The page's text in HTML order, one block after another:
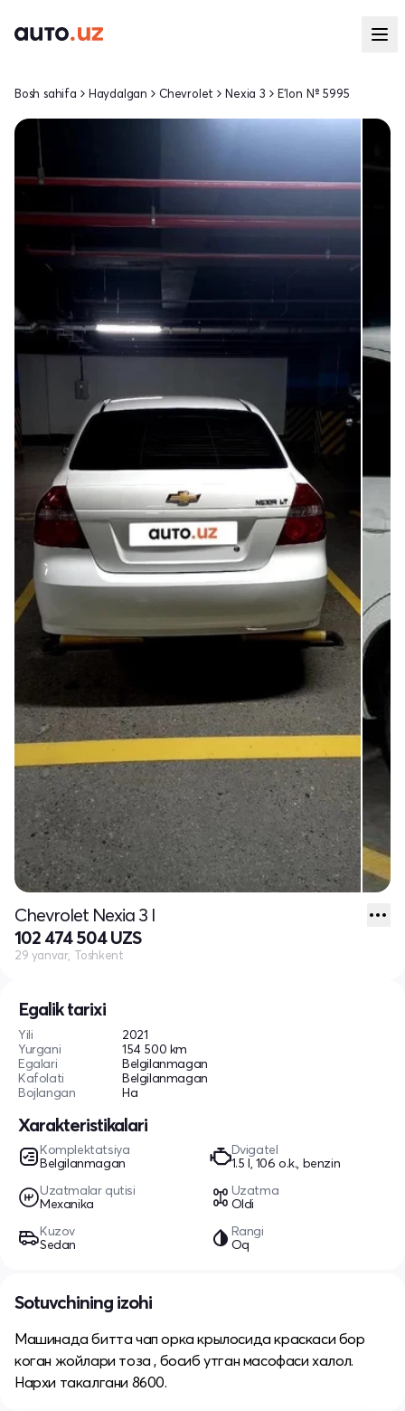
Egalik tarixi
Yili
2021
Yurgani
154 500 km
Egalari
Belgilanmagan
Kafolati
Belgilanmagan
Bojlangan
Ha
Xarakteristikalari
Komplektatsiya
Belgilanmagan
Dvigatel
1.5 l, 106 o.k., benzin
Uzatmalar qutisi
Mexanika
Uzatma
Oldi
Kuzov
Sedan
Rangi
Oq
Bosh sahifa Haydalgan Chevrolet Nexia 3 E'lon № 5995
Chevrolet Nexia 3 I
102 474 504 UZS
29 yanvar, Toshkent
Sotuvchining izohi
Машинада битта чап орка крылосида краскаси бор
коган жойлари тоза , босиб утган масофаси халол.
Нархи такалгани 8600.